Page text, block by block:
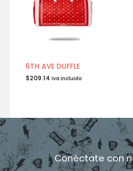
6TH AVE DUFFLE
$209.14 Iva incluido
Conéctate con